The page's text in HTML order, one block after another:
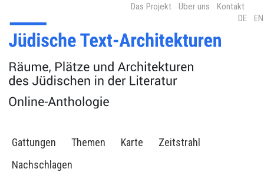
Das Projekt Über uns
Kontakt
DE
EN
Gattungen Themen Karte
Zeitstrahl
Nachschlagen